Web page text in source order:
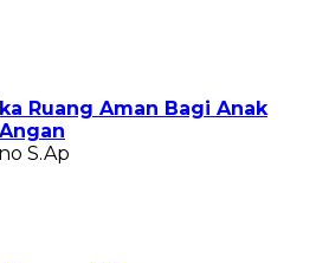
Ruang Aman Bagi Anak
S.Ap